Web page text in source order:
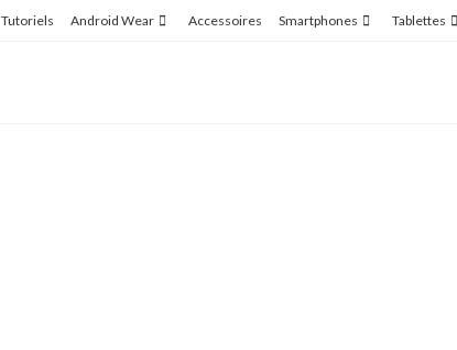
Tutoriels Android Wear Accessoires Smartphones Tablettes